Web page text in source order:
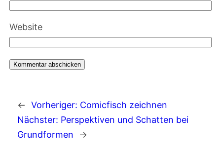
Website
← Vorheriger: Comicfisch zeichnen
Nächster: Perspektiven und Schatten bei
Grundformen
→